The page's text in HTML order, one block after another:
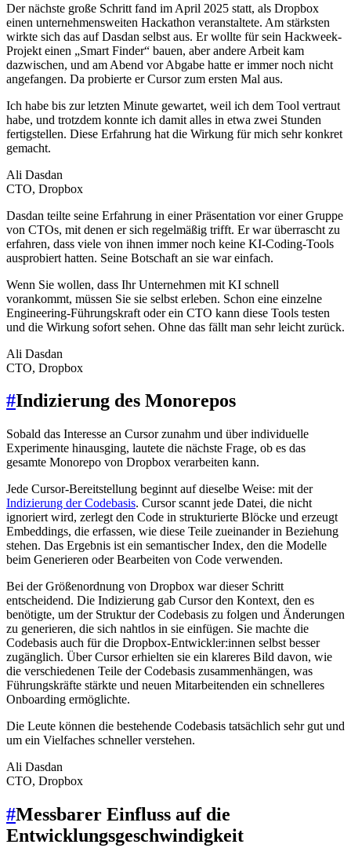
Der nächste große Schritt fand im April 2025 statt, als Dropbox
einen unternehmensweiten Hackathon veranstaltete. Am stärksten
wirkte sich das auf Dasdan selbst aus. Er wollte für sein Hackweek-
Projekt einen „Smart Finder“ bauen, aber andere Arbeit kam
dazwischen, und am Abend vor Abgabe hatte er immer noch nicht
angefangen. Da probierte er Cursor zum ersten Mal aus.
Ich habe bis zur letzten Minute gewartet, weil ich dem Tool vertraut
habe, und trotzdem konnte ich damit alles in etwa zwei Stunden
fertigstellen. Diese Erfahrung hat die Wirkung für mich sehr konkret
gemacht.
Ali Dasdan
CTO, Dropbox
Dasdan teilte seine Erfahrung in einer Präsentation vor einer Gruppe
von CTOs, mit denen er sich regelmäßig trifft. Er war überrascht zu
erfahren, dass viele von ihnen immer noch keine KI-Coding-Tools
ausprobiert hatten. Seine Botschaft an sie war einfach.
Wenn Sie wollen, dass Ihr Unternehmen mit KI schnell
vorankommt, müssen Sie sie selbst erleben. Schon eine einzelne
Engineering-Führungskraft oder ein CTO kann diese Tools testen
und die Wirkung sofort sehen. Ohne das fällt man sehr leicht zurück.
Ali Dasdan
CTO, Dropbox
#Indizierung des Monorepos
Sobald das Interesse an Cursor zunahm und über individuelle
Experimente hinausging, lautete die nächste Frage, ob es das
gesamte Monorepo von Dropbox verarbeiten kann.
Jede Cursor-Bereitstellung beginnt auf dieselbe Weise: mit der
Indizierung der Codebasis. Cursor scannt jede Datei, die nicht
ignoriert wird, zerlegt den Code in strukturierte Blöcke und erzeugt
Embeddings, die erfassen, wie diese Teile zueinander in Beziehung
stehen. Das Ergebnis ist ein semantischer Index, den die Modelle
beim Generieren oder Bearbeiten von Code verwenden.
Bei der Größenordnung von Dropbox war dieser Schritt
entscheidend. Die Indizierung gab Cursor den Kontext, den es
benötigte, um der Struktur der Codebasis zu folgen und Änderungen
zu generieren, die sich nahtlos in sie einfügen. Sie machte die
Codebasis auch für die Dropbox-Entwickler:innen selbst besser
zugänglich. Über Cursor erhielten sie ein klareres Bild davon, wie
die verschiedenen Teile der Codebasis zusammenhängen, was
Führungskräfte stärkte und neuen Mitarbeitenden ein schnelleres
Onboarding ermöglichte.
Die Leute können die bestehende Codebasis tatsächlich sehr gut und
um ein Vielfaches schneller verstehen.
Ali Dasdan
CTO, Dropbox
#Messbarer Einfluss auf die
Entwicklungsgeschwindigkeit